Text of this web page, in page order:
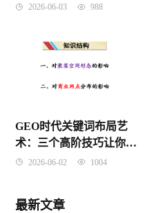
的范式转移
2026-06-03 988
GEO时代关键词布局艺
术：三个高阶技巧让你的
内容既精准又自然
2026-06-02 1004
最新文章